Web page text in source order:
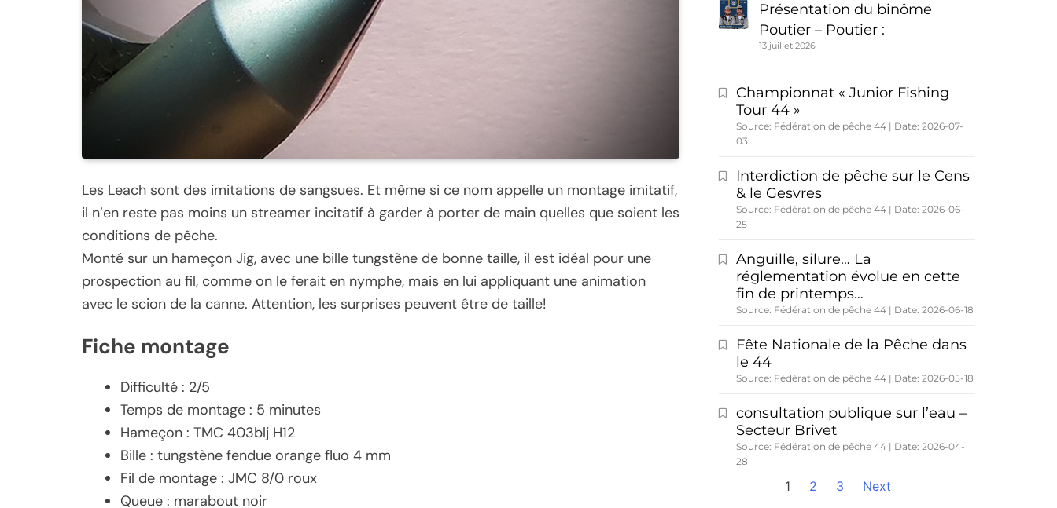
Les Leach sont des imitations de sangsues. Et même si ce nom appelle un montage imitatif,
il n’en reste pas moins un streamer incitatif à garder à porter de main quelles que soient les
conditions de pêche.
Monté sur un hameçon Jig, avec une bille tungstène de bonne taille, il est idéal pour une
prospection au fil, comme on le ferait en nymphe, mais en lui appliquant une animation
avec le scion de la canne. Attention, les surprises peuvent être de taille!
Fiche montage
Difficulté : 2/5
Temps de montage : 5 minutes
Hameçon : TMC 403blj H12
Bille : tungstène fendue orange fluo 4 mm
Fil de montage : JMC 8/0 roux
Queue : marabout noir
Présentation du binôme
Poutier – Poutier :
13 juillet 2026
Championnat « Junior Fishing
Tour 44 »
Source: Fédération de pêche 44
Date: 2026-07-
03
Interdiction de pêche sur le Cens
& le Gesvres
Source: Fédération de pêche 44
Date: 2026-06-
25
Anguille, silure… La
réglementation évolue en cette
fin de printemps…
Source: Fédération de pêche 44 Date: 2026-06-18
Fête Nationale de la Pêche dans
le 44
Source: Fédération de pêche 44 Date: 2026-05-18
consultation publique sur l’eau –
Secteur Brivet
Source: Fédération de pêche 44
Date: 2026-04-
28
1 2 3 Next